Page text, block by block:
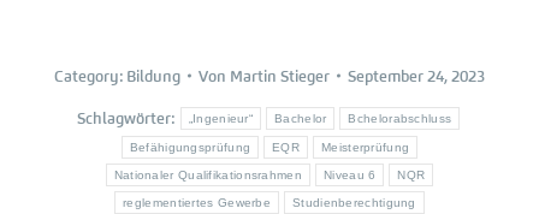
Category: Bildung Von Martin Stieger September 24, 2023
Schlagwörter: „Ingenieur“ Bachelor Bchelorabschluss
Befähigungsprüfung EQR Meisterprüfung
Nationaler Qualifikationsrahmen Niveau 6 NQR
reglementiertes Gewerbe Studienberechtigung